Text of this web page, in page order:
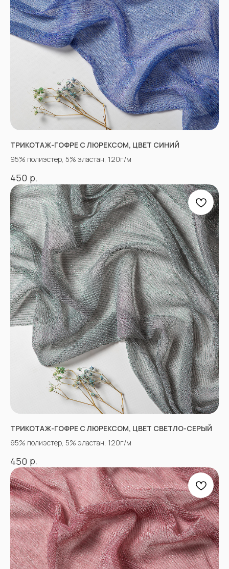
ТРИКОТАЖ-ГОФРЕ С ЛЮРЕКСОМ, ЦВЕТ СИНИЙ
95% полиэстер, 5% эластан, 120г/м
450 р.
ТРИКОТАЖ-ГОФРЕ С ЛЮРЕКСОМ, ЦВЕТ СВЕТЛО-СЕРЫЙ
95% полиэстер, 5% эластан, 120г/м
450 р.
Г. Пятигорк, розничная точка на рынке
«Людмила», ул. Садовая 210, павильоны
34−37.
Оптово-розничные точки продаж:
г.Пятигорск, рынок "Привокзальный",
Георгиевское шоссе 1км, оптовый склад
№9302
График работы и схема проезда
+7(918)873-53-45Мария
tkani357@yandex.ru
+7(928)364-79-21Александра
ВКОНТАКТЕ
ОДНОКЛАССНИКИ
INSTAGRAM*
TIK TOK*
YOU TUBE
АДРЕСА МАГАЗИНОВ
КАК СВЯЗАТЬСЯ
СОЦСЕТИ